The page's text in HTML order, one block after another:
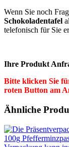
Wenn Sie noch
Schokoladentafel
telefonisch für Sie
Ihre Produkt
Bitte klicken Sie
roten Button am
Ähnliche